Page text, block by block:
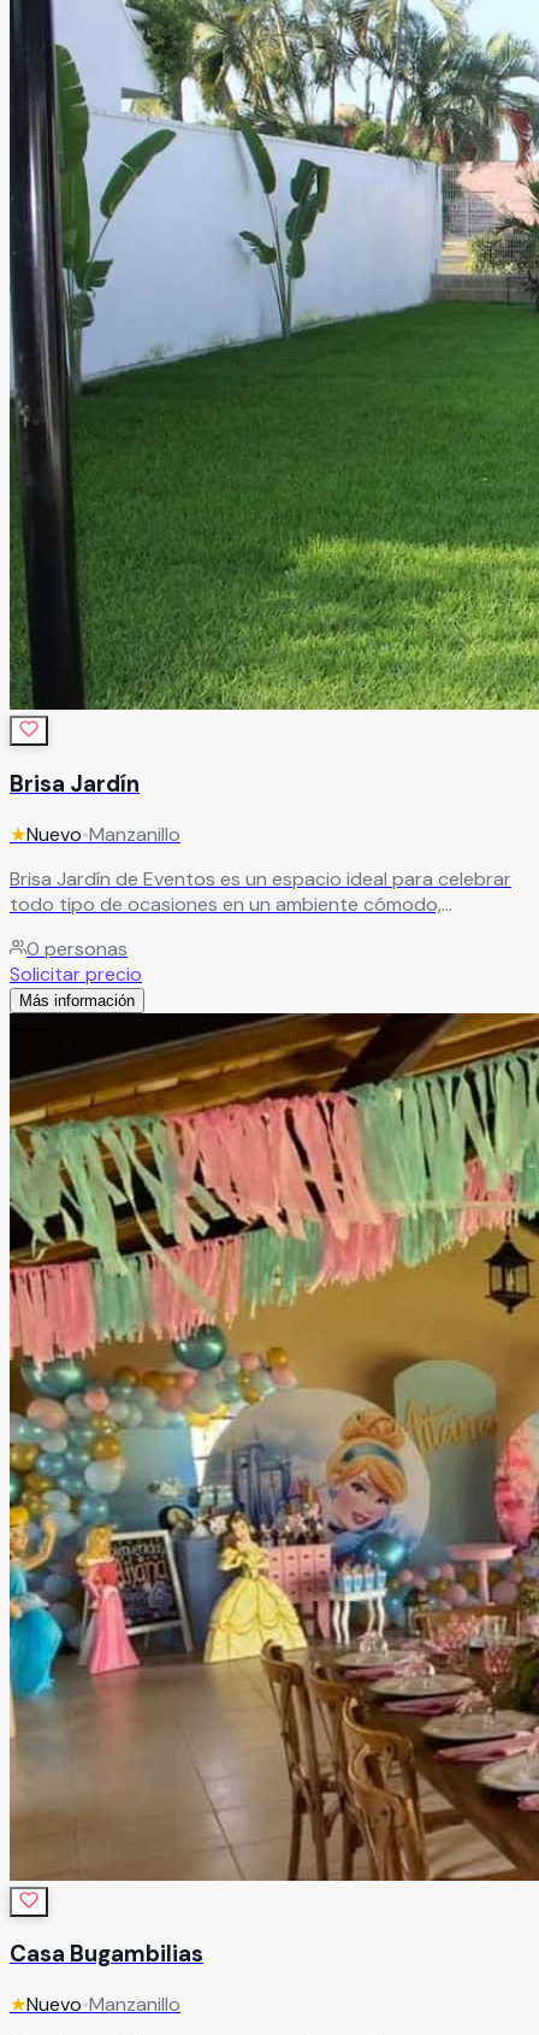
Brisa Jardín
★Nuevo•Manzanillo
Brisa Jardín de Eventos es un espacio ideal para celebrar
todo tipo de ocasiones en un ambiente cómodo,
Manzanillo. Este salón de fiestas es perfecto para bodas,
XV años, cumpleaños, aniversarios, graduaciones,
reuniones familiares y eventos sociales, ofreciendo
instalaciones versátiles para disfrutar momentos
inolvidables junto a familiares y amigos. Ubicado en la zona
de Las Brisas, Brisa Jardín de Eventos cuenta con facilidad
de estacionamiento y un ambiente pensado para brindar
comodidad y una experiencia memorable en cada
celebración.Leer más
0 personas
Solicitar precio
Más información
Casa Bugambilias
★Nuevo•Manzanillo